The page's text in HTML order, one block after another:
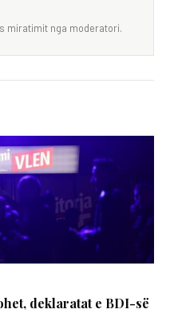
miratimit nga moderatori.
deklaratat e BDI-së